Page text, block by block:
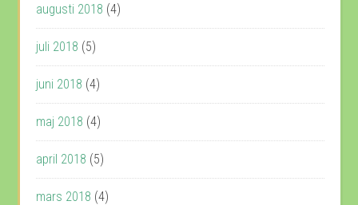
augusti 2018 (4)
juli 2018 (5)
juni 2018 (4)
maj 2018 (4)
april 2018 (5)
mars 2018 (4)